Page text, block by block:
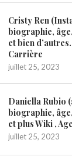
Cristy Ren
biographie,
et bien
Carrière
juillet 25, 2023
Daniella Rubio
biographie,
et plus Wiki ,
juillet 25, 2023